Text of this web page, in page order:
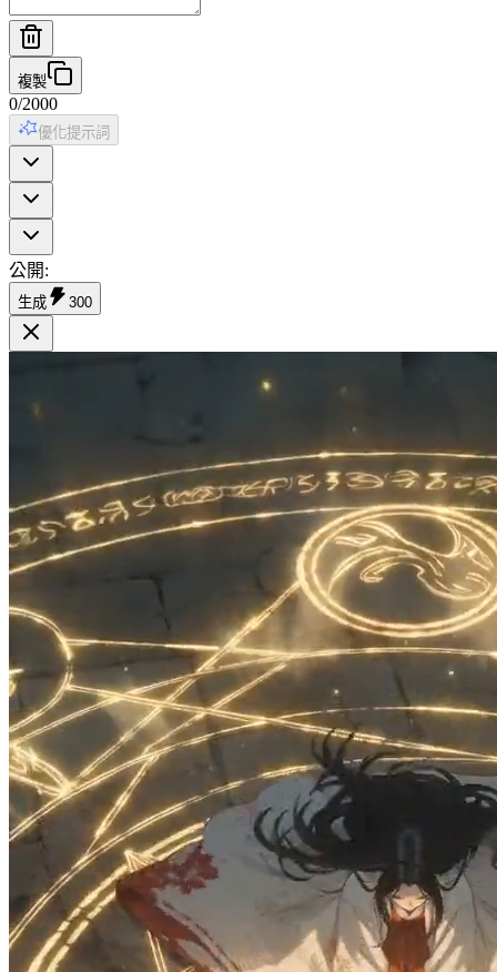
複製
0/2000
優化提示詞
公開:
生成 300